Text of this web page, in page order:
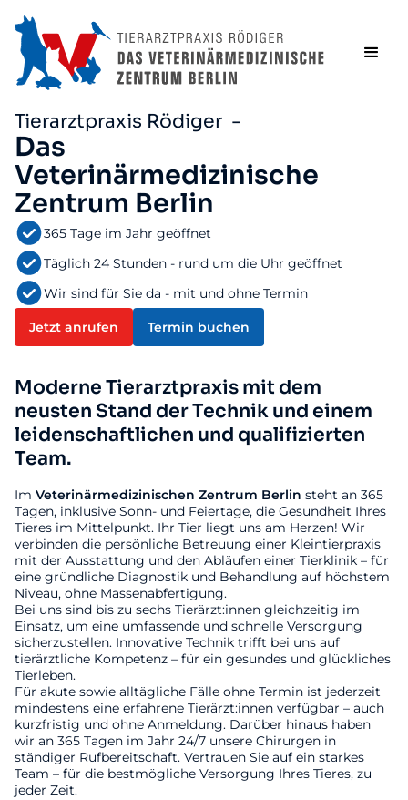
Tierarztpraxis Rödiger -
Das
Veterinärmedizinische
Zentrum Berlin
365 Tage im Jahr geöffnet
Täglich 24 Stunden - rund um die Uhr geöffnet
Wir sind für Sie da - mit und ohne Termin
Jetzt anrufen Termin buchen
Moderne Tierarztpraxis mit dem
neusten Stand der Technik und einem
leidenschaftlichen und qualifizierten
Team.
Im Veterinärmedizinischen Zentrum Berlin steht an 365
Tagen, inklusive Sonn- und Feiertage, die Gesundheit Ihres
Tieres im Mittelpunkt. Ihr Tier liegt uns am Herzen! Wir
verbinden die persönliche Betreuung einer Kleintierpraxis
mit der Ausstattung und den Abläufen einer Tierklinik – für
eine gründliche Diagnostik und Behandlung auf höchstem
Niveau, ohne Massenabfertigung.
Bei uns sind bis zu sechs Tierärzt:innen gleichzeitig im
Einsatz, um eine umfassende und schnelle Versorgung
sicherzustellen. Innovative Technik trifft bei uns auf
tierärztliche Kompetenz – für ein gesundes und glückliches
Tierleben.
Für akute sowie alltägliche Fälle ohne Termin ist jederzeit
mindestens eine erfahrene Tierärzt:innen verfügbar – auch
kurzfristig und ohne Anmeldung. Darüber hinaus haben
wir an 365 Tagen im Jahr 24/7 unsere Chirurgen in
ständiger Rufbereitschaft. Vertrauen Sie auf ein starkes
Team – für die bestmögliche Versorgung Ihres Tieres, zu
jeder Zeit.